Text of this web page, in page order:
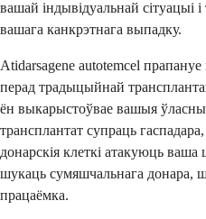
вашай індывідуальнай сітуацыі
вашага канкрэтнага выпадку.
Atidarsagene autotemcel
перад традыцыйнай
ён выкарыстоўвае вашыя
трансплантат супраць
донарскія клеткі атакуюць
шукаць сумяшчальнага донара,
працаёмка.